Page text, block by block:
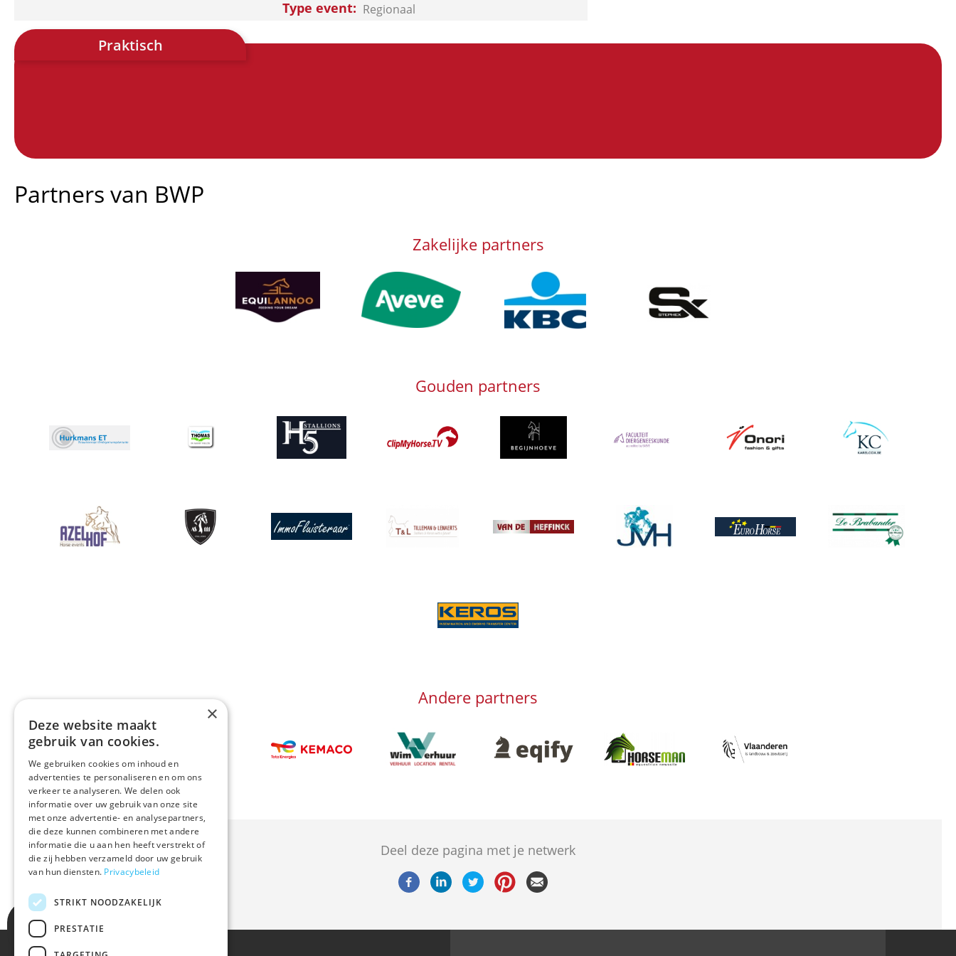
Type event Regionaal
Praktisch
Partners van BWP
Zakelijke partners
Afbeelding Afbeelding Afbeelding
Gouden partners
Afbeelding
Afbeelding Afbeelding Afbeelding Afbeelding Afbeelding
Afbeelding Afbeelding Afbeelding
Afbeelding
Afbeelding
Afbeelding
Afbeelding
Afbeelding
Afbeelding
Andere partners
Afbeelding
Afbeelding
Afbeelding Afbeelding Afbeelding Afbeelding
Deel deze pagina met je netwerk
×
Deze website maakt
gebruik van cookies.
We gebruiken cookies om inhoud en
advertenties te personaliseren en om ons
verkeer te analyseren. We delen ook
informatie over uw gebruik van onze site
met onze advertentie- en analysepartners,
die deze kunnen combineren met andere
informatie die u aan hen heeft verstrekt of
die zij hebben verzameld door uw gebruik
van hun diensten. Privacybeleid
STRIKT NOODZAKELIJK
PRESTATIE